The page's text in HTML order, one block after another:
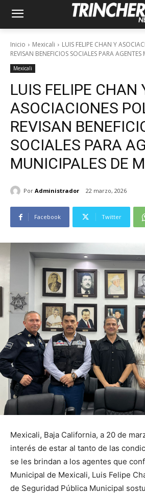
Inicio Mexicali
LUIS FELIPE CHAN Y
REVISAN BENEFICIOS SOCIALES PARA AGENTES
Mexicali
LUIS FELIPE CHAN
ASOCIACIONES
REVISAN
SOCIALES PARA
MUNICIPALES DE
Por Administrador 22 marzo, 2026
Facebook Twitter
Mexicali, Baja California, a 20 de
interés de estar al tanto de las
se les brindan a los agentes que
Municipal de Mexicali, Luis Felipe
de Seguridad Pública Municipal